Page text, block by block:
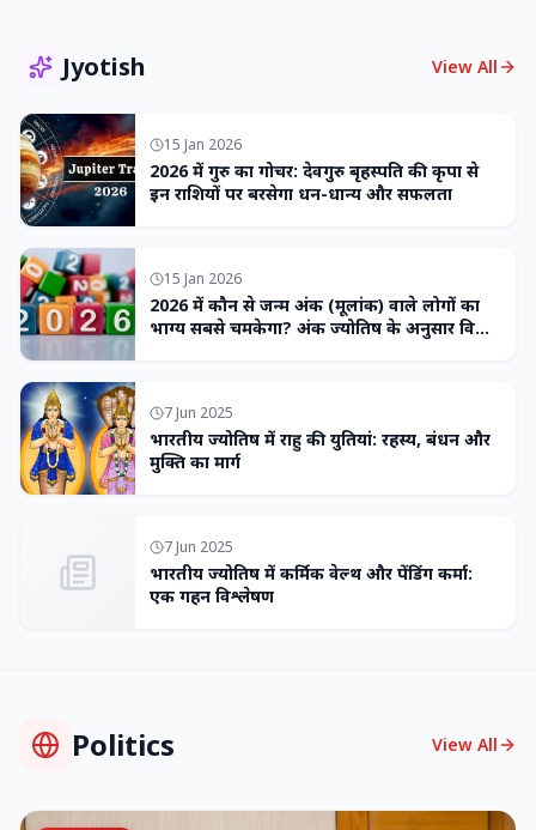
Jyotish View All
15 Jan 2026
2026 में गुरु का गोचर: देवगुरु बृहस्पति की कृपा से
इन राशियों पर बरसेगा धन-धान्य और सफलता
15 Jan 2026
2026 में कौन से जन्म अंक (मूलांक) वाले लोगों का
भाग्य सबसे चमकेगा? अंक ज्योतिष के अनुसार विशेष
7 Jun 2025
भारतीय ज्योतिष में राहु की युतियां: रहस्य, बंधन और
मुक्ति का मार्ग
7 Jun 2025
भारतीय ज्योतिष में कर्मिक वेल्थ और पेंडिंग कर्मा:
एक गहन विश्लेषण
Politics View All